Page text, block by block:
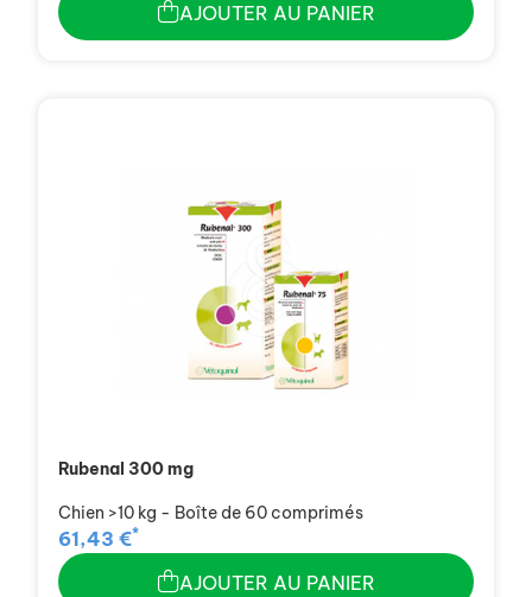
AJOUTER AU PANIER
Rubenal 300 mg
Chien >10 kg - Boîte de 60 comprimés
61,43 €*
AJOUTER AU PANIER